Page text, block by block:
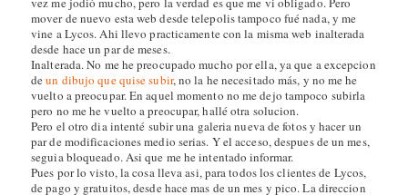
mover de nuevo esta web desde telepolis tampoco fué nada, y me
vine a Lycos. Ahi llevo practicamente con la misma web inalterada
desde hace un par de meses.
Inalterada. No me he preocupado mucho por ella, ya que a excepcion
deun dibujo que quise subir, no la he necesitado más, y no me he
vuelto a preocupar. En aquel momento no me dejo tampoco subirla
pero no me he vuelto a preocupar, hallé otra solucion.
Pero el otro dia intenté subir una galeria nueva de fotos y hacer un
par de modificaciones medio serias. Y el acceso, despues de un mes,
seguia bloqueado. Asi que me he intentado informar.
Pues por lo visto, la cosa lleva asi, para todos los clientes de Lycos,
de pago y gratuitos, desde hace mas de un mes y pico. La direccion